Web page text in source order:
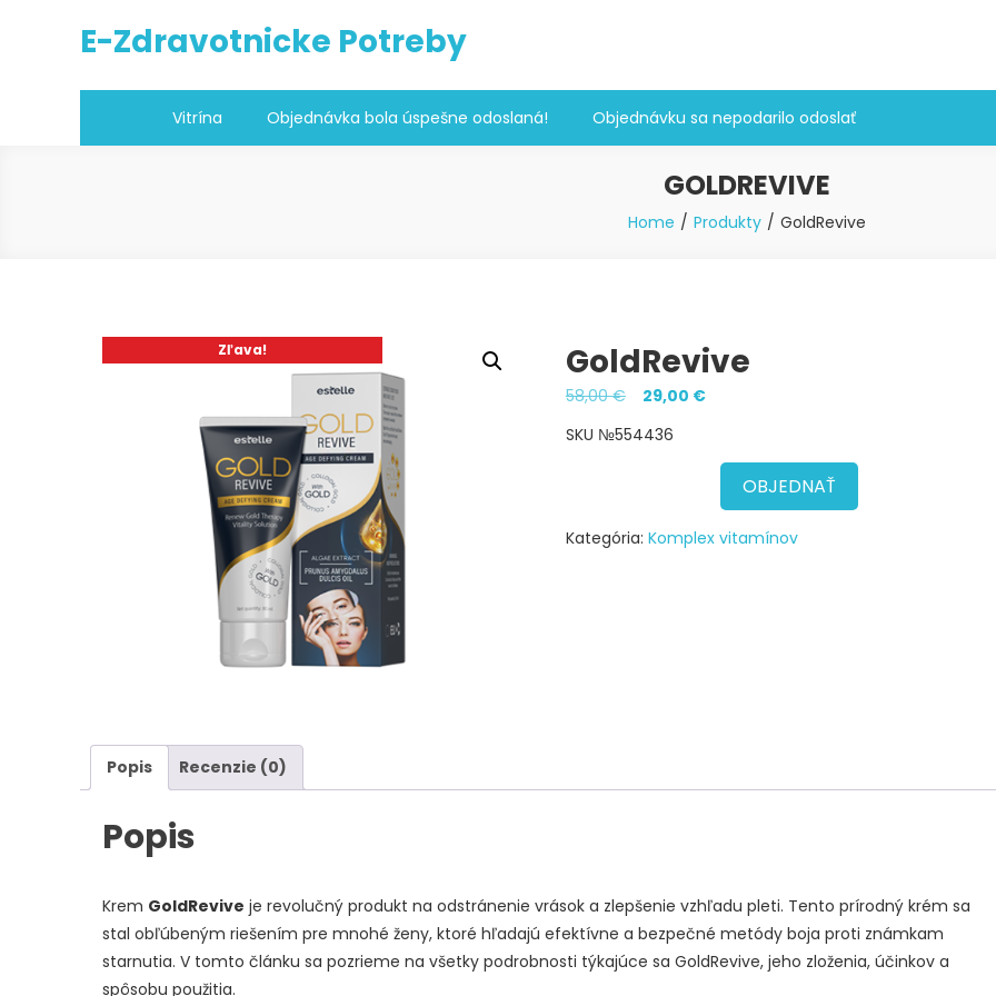
E-Zdravotnicke Potreby
Vitrína Objednávka bola úspešne odoslaná! Objednávku sa nepodarilo odoslať
GOLDREVIVE
Home Produkty GoldRevive
Zľava! GoldRevive
58,00€
Pôvodná
cena
29,00 €Aktuálna
29,00 €.
SKU №554436
OBJEDNAŤ
Kategória: Komplex vitamínov
Popis Recenzie (0)
Popis
Krem GoldRevive je revolučný produkt na odstránenie vrások a zlepšenie vzhľadu pleti. Tento prírodný krém sa
stal obľúbeným riešením pre mnohé ženy, ktoré hľadajú efektívne a bezpečné metódy boja proti známkam
starnutia. V tomto článku sa pozrieme na všetky podrobnosti týkajúce sa GoldRevive, jeho zloženia, účinkov a
spôsobu použitia.